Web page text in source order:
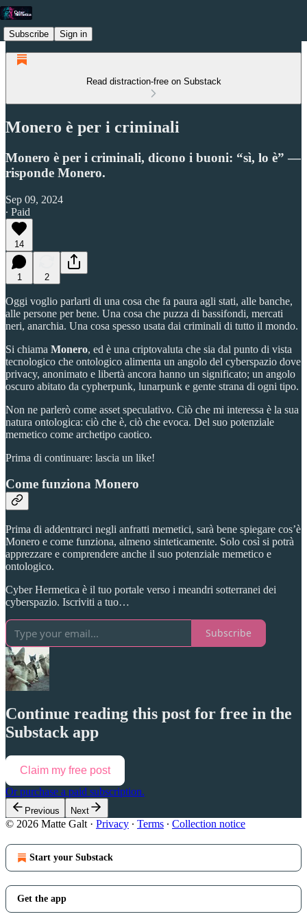
Subscribe Sign in
Read distraction-free on Substack
Monero è per i criminali
Monero è per i criminali, dicono i buoni: “sì, lo è” —
risponde Monero.
Sep 09, 2024
∙ Paid
14
1 2
Oggi voglio parlarti di una cosa che fa paura agli stati, alle banche,
alle persone per bene. Una cosa che puzza di bassifondi, mercati
neri, anarchia. Una cosa spesso usata dai criminali di tutto il mondo.
Si chiama Monero, ed è una criptovaluta che sia dal punto di vista
tecnologico che ontologico alimenta un angolo del cyberspazio dove
privacy, anonimato e libertà ancora hanno un significato; un angolo
oscuro abitato da cypherpunk, lunarpunk e gente strana di ogni tipo.
Non ne parlerò come asset speculativo. Ciò che mi interessa è la sua
natura ontologica: ciò che è, ciò che evoca. Del suo potenziale
memetico come archetipo caotico.
Prima di continuare: lascia un like!
Come funziona Monero
Prima di addentrarci negli anfratti memetici, sarà bene spiegare cos’è
Monero e come funziona, almeno sinteticamente. Solo così si potrà
apprezzare e comprendere anche il suo potenziale memetico e
ontologico.
Cyber Hermetica è il tuo portale verso i meandri sotterranei dei
cyberspazio. Iscriviti a tuo…
Subscribe
Continue reading this post for free in the
Substack app
Claim my free post
Or purchase a paid subscription.
Previous Next
© 2026 Matte Galt · Privacy ∙ Terms ∙ Collection notice
Start your Substack
Get the app